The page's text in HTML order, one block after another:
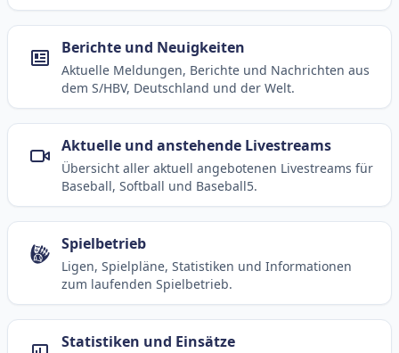
Berichte und Neuigkeiten
Aktuelle Meldungen, Berichte und Nachrichten aus
dem S/HBV, Deutschland und der Welt.
Aktuelle und anstehende Livestreams
Übersicht aller aktuell angebotenen Livestreams für
Baseball, Softball und Baseball5.
Spielbetrieb
Ligen, Spielpläne, Statistiken und Informationen
zum laufenden Spielbetrieb.
Statistiken und Einsätze